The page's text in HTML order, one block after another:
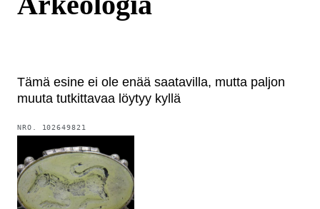
Tämä esine ei ole enää saatavilla, mutta paljon
muuta tutkittavaa löytyy kyllä
NRO. 102649821